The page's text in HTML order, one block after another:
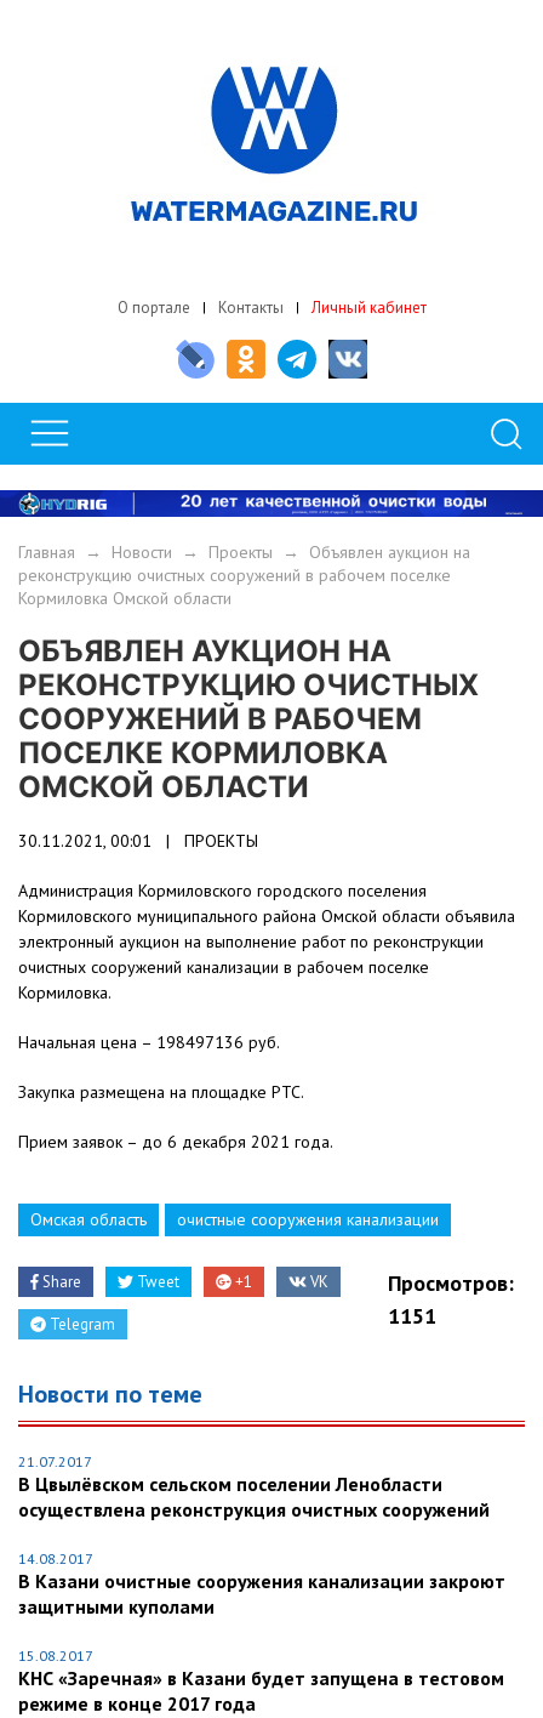
О портале Контакты Личный кабинет
Главная → Новости → Проекты → Объявлен аукцион на
реконструкцию очистных сооружений в рабочем поселке
Кормиловка Омской области
ОБЪЯВЛЕН АУКЦИОН НА
РЕКОНСТРУКЦИЮ ОЧИСТНЫХ
СООРУЖЕНИЙ В РАБОЧЕМ
ПОСЕЛКЕ КОРМИЛОВКА
ОМСКОЙ ОБЛАСТИ
30.11.2021, 00:01 | ПРОЕКТЫ
Администрация Кормиловского городского поселения
Кормиловского муниципального района Омской области объявила
электронный аукцион на выполнение работ по реконструкции
очистных сооружений канализации в рабочем поселке
Кормиловка.
Начальная цена – 198497136 руб.
Закупка размещена на площадке РТС.
Прием заявок – до 6 декабря 2021 года.
Омская область очистные сооружения канализации
Share Tweet +1 VK
Telegram
Просмотров:
1151
Новости по теме
21.07.2017
В Цвылёвском сельском поселении Ленобласти
осуществлена реконструкция очистных сооружений
14.08.2017
В Казани очистные сооружения канализации закроют
защитными куполами
15.08.2017
КНС «Заречная» в Казани будет запущена в тестовом
режиме в конце 2017 года